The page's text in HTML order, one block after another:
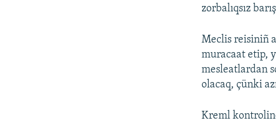
zorbalıqsız
Meclis reisiniñ
muracaat etip,
mesleatlardan
olacaq, çünki
Kreml